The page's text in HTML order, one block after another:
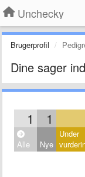
Unchecky
Brugerprofil
Dine sager
1 1
Alle Nye
Under